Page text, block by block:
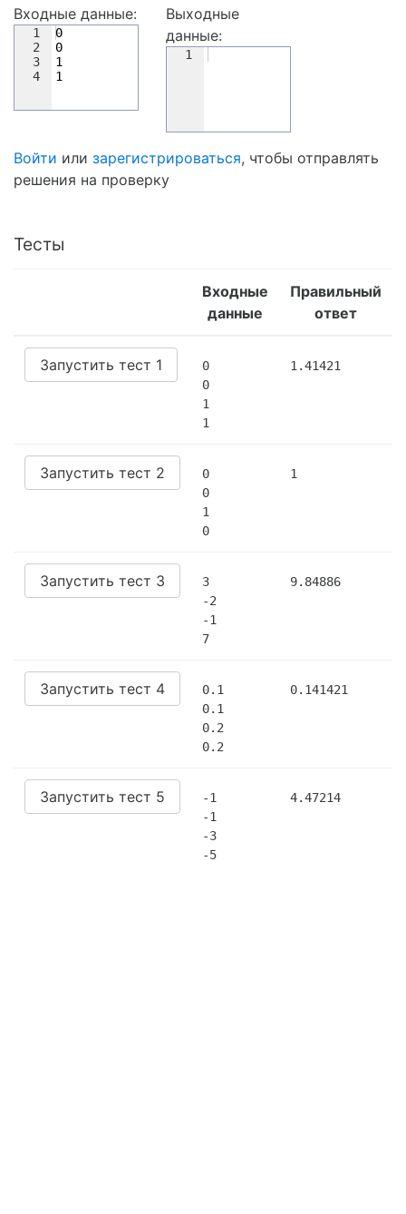
Входные данные:
1
2
3
4
0
0
1
1
Выходные
данные:
1
Войти или зарегистрироваться, чтобы отправлять
решения на проверку
Тесты
Входные
данные
Правильный
ответ
Запустить тест 1
0
0
1
1
1.41421
Запустить тест 2
0
0
1
0
1
Запустить тест 3
3
-2
-1
7
9.84886
Запустить тест 4
0.1
0.1
0.2
0.2
0.141421
Запустить тест 5
-1
-1
-3
-5
4.47214